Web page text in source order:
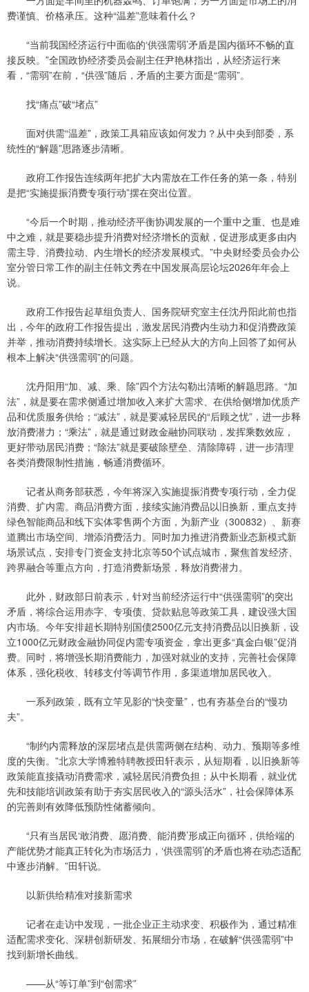
费谨慎、价格承压。这种“温差”意味着什么？
“当前我国经济运行中面临的‘供强需弱’矛盾是国内循环不畅的直
接反映。”全国政协经济委员会副主任尹艳林指出，从经济运行来
看，“需弱”在前，“供强”随后，矛盾的主要方面是“需弱”。
找“痛点”破“堵点”
面对供需“温差”，政策工具箱应该如何发力？从中央到部委，系
统性的“解题”思路逐步清晰。
政府工作报告连续两年把扩大内需放在工作任务的第一条，特别
是把“实施提振消费专项行动”摆在突出位置。
“今后一个时期，推动经济平衡协调发展的一个重中之重、也是难
中之难，就是要稳步提升消费对经济增长的贡献，促进形成更多由内
需主导、消费拉动、内生增长的经济发展模式。”中央财经委员会办公
室分管日常工作的副主任韩文秀在中国发展高层论坛2026年年会上
说。
政府工作报告起草组负责人、国务院研究室主任沈丹阳此前也指
出，今年的政府工作报告提出，激发居民消费内生动力和促消费政策
并举，推动消费持续增长。这实际上已经从大的方向上回答了如何从
根本上解决“供强需弱”的问题。
沈丹阳用“加、减、乘、除”四个方法勾勒出清晰的解题思路。“加
法”，就是要在需求侧通过增加收入来扩大需求、在供给侧增加优质产
品和优质服务供给；“减法”，就是要减轻居民的“后顾之忧”，进一步释
放消费潜力；“乘法”，就是通过财政金融协同联动，发挥乘数效应，
更好带动居民消费；“除法”就是要破除壁垒、清除障碍，进一步清理
各类消费限制性措施，畅通消费循环。
记者从商务部获悉，今年将深入实施提振消费专项行动，全力促
消费、扩内需。商品消费方面，接续实施消费品以旧换新，重点支持
绿色智能商品和线下实体零售两个方面，为新产业（300832）、新赛
道腾出市场空间、增添消费活力。同时加力推进消费新业态新模式新
场景试点，安排专门资金支持北京等50个试点城市，聚焦首发经济、
跨界融合等重点方向，打造消费新场景，释放消费潜力。
此外，财政部日前表示，针对当前经济运行中“供强需弱”的突出
矛盾，将综合运用赤字、专项债、贷款贴息等政策工具，建设强大国
内市场。今年安排超长期特别国债2500亿元支持消费品以旧换新，设
立1000亿元财政金融协同促内需专项资金，拿出更多“真金白银”促消
费。同时，将增强长期消费能力，加强对就业的支持，完善社会保障
体系，强化税收、转移支付等调节作用，多渠道增加居民收入。
一系列政策，既有立竿见影的“快变量”，也有夯基垒台的“慢功
夫”。
“制约内需释放的深层堵点是供需两侧在结构、动力、预期等多维
度的失衡。”北京大学博雅特聘教授田轩表示，从短期看，以旧换新等
政策能直接撬动消费需求，减轻居民消费负担；从中长期看，就业优
先和技能培训政策有助于夯实居民收入的“源头活水”，社会保障体系
的完善则有效降低预防性储蓄倾向。
“只有当居民‘敢消费、愿消费、能消费’形成正向循环，供给端的
产能优势才能真正转化为市场活力，‘供强需弱’的矛盾也将在动态适配
中逐步消解。”田轩说。
以新供给精准对接新需求
记者在走访中发现，一批企业正主动求变、积极作为，通过精准
适配需求变化、深耕创新研发、拓展细分市场，在破解“供强需弱”中
找到新增长曲线。
——从“等订单”到“创需求”